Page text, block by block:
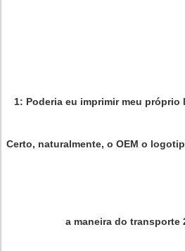
1: Poderia eu imprimir meu
Certo, naturalmente, o OEM o
a maneira do